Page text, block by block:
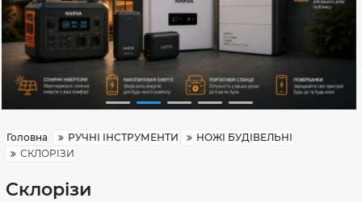
Головна РУЧНІ ІНСТРУМЕНТИ
НОЖІ БУДІВЕЛЬНІ
СКЛОРІЗИ
Cклорізи